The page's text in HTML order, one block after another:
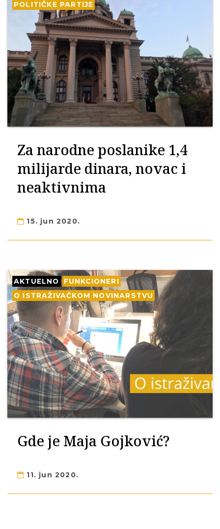
POLITIČKE PARTIJE
Za narodne poslanike 1,4
milijarde dinara, novac i
neaktivnima
15. jun 2020.
AKTUELNO
FUNKCIONERI
O ISTRAŽIVAČKOM NOVINARSTVU
Gde je Maja Gojković?
11. jun 2020.